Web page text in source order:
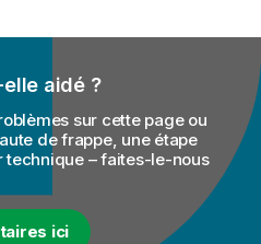
aidé ?
sur cette page ou
de frappe, une étape
technique – faites-le-nous
ici